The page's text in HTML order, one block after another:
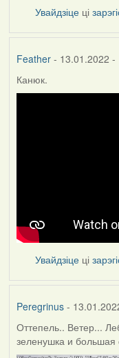
Увайдзіце ці
Feather- 13.01.2022 -
Канюк.
Увайдзіце ці
Peregrinus-
Оттепель.. Ветер...
зеленушка и большая